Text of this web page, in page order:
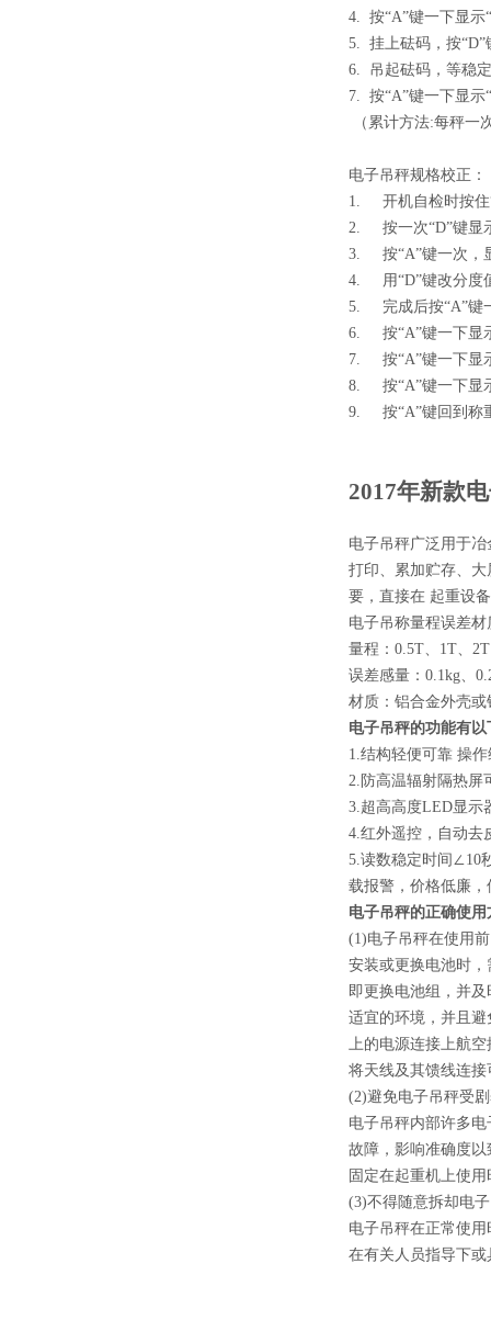
4. 按“A”键一下显示
5. 挂上砝码，按“D”
6. 吊起砝码，等稳
7. 按“A”键一下显示
（累计方法:每秤一
电子吊秤规格校正：
1. 开机自检时按住
2. 按一次“D”键显
3. 按“A”键一次，
4. 用“D”键改分度
5. 完成后按“A”键
6. 按“A”键一下显
7. 按“A”键一下显
8. 按“A”键一下显
9. 按“A”键回到称
2017年新款
电子吊秤广泛用于
打印、累加贮存、
要，直接在 起重设
电子吊称量程误差材
量程：0.5T、1T、
误差感量：0.1kg、
材质：铝合金外壳
电子吊秤的功能有以
1.结构轻便可靠 操
2.防高温辐射隔热屏
3.超高高度LED显示
4.红外遥控，自动去
5.读数稳定时间∠10
载报警，价格低廉，
电子吊秤的正确使用
(1)电子吊秤在使用
安装或更换电池时
即更换电池组，并
适宜的环境，并且
上的电源连接上航
将天线及其馈线连
(2)避免电子吊秤受
电子吊秤内部许多
故障，影响准确度
固定在起重机上使
(3)不得随意拆却电
电子吊秤在正常使
在有关人员指导下